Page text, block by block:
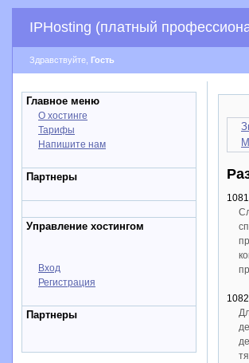
IPHosting (платный
Здравствуйте, Гость
Главное меню
О хостинге
Тарифы
Напишите нам
Партнеры
Управление хостингом
Вход
Регистрация
Партнеры